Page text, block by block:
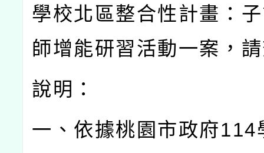
學校北區整合性計畫：
師增能研習活動一案，
說明：
一、依據桃園市政府114